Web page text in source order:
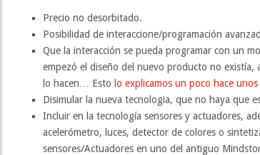
Precio no desorbitado.
Posibilidad de interaccione/programación
Que la interacción se pueda programar con un
empezó el diseño del nuevo producto no
lo hacen… Esto lo explicamos un poco hace unos
Disimular la nueva tecnologia, que no haya que
Incluir en la tecnología sensores y actuadores,
acelerómetro, luces, detector de colores o
sensores/Actuadores en uno del antiguo